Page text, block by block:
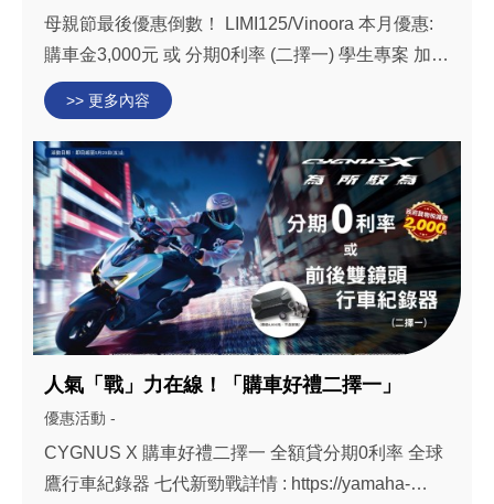
母親節最後優惠倒數！ LIMI125/Vinoora 本月優惠:
購車金3,000元 或 分期0利率 (二擇一) 學生專案 加碼
2,000元 or 免費機油保養(4R800)*3回(二擇一) 母親
節加碼全聯禮卷1,000元 Limi 125詳
情:https://yamaha-yct.com/limi Vinoora詳情:ht...
>> 更多內容
人氣「戰」力在線！「購車好禮二擇一」
優惠活動 -
​CYGNUS X 購車好禮二擇一 全額貸分期0利率 全球
鷹行車紀錄器 七代新勁戰詳情 : https://yamaha-